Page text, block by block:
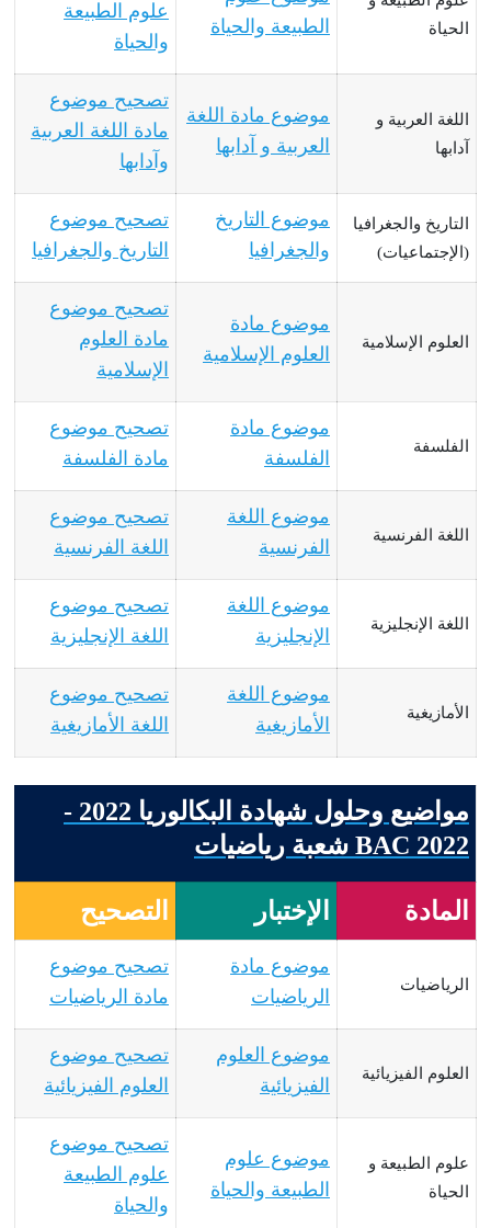
الحياة
الطبيعة والحياة
علوم الطبيعة
والحياة
اللغة العربية و
آدابها
موضوع مادة اللغة
العربية و آدابها
تصحيح موضوع
مادة اللغة العربية
وآدابها
التاريخ والجغرافيا
(الإجتماعيات)
موضوع التاريخ
والجغرافيا
تصحيح موضوع
التاريخ والجغرافيا
العلوم الإسلامية
موضوع مادة
العلوم الإسلامية
تصحيح موضوع
مادة العلوم
الإسلامية
الفلسفة
موضوع مادة
الفلسفة
تصحيح موضوع
مادة الفلسفة
اللغة الفرنسية
موضوع اللغة
الفرنسية
تصحيح موضوع
اللغة الفرنسية
اللغة الإنجليزية
موضوع اللغة
الإنجليزية
تصحيح موضوع
اللغة الإنجليزية
الأمازيغية
موضوع اللغة
الأمازيغية
تصحيح موضوع
اللغة الأمازيغية
مواضيع وحلول شهادة البكالوريا 2022 -
BAC 2022 شعبة رياضيات
المادة الإختبار التصحيح
الرياضيات
موضوع مادة
الرياضيات
تصحيح موضوع
مادة الرياضيات
العلوم الفيزيائية
موضوع العلوم
الفيزيائية
تصحيح موضوع
العلوم الفيزيائية
علوم الطبيعة و
الحياة
موضوع علوم
الطبيعة والحياة
تصحيح موضوع
علوم الطبيعة
والحياة